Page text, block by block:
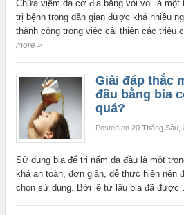
Chữa viêm da cơ địa bằng vòi voi là một
trị bệnh trong dân gian được khá nhiều
thành công trong việc cải thiện các triệu
more »
Giải đáp thắc
đầu bằng bia
quả?
Posted on 20 Tháng Sáu,
Sử dụng bia để trị nấm da đầu là một
khá an toàn, đơn giản, dễ thực hiện
chọn sử dụng. Bởi lẽ từ lâu bia đã được…